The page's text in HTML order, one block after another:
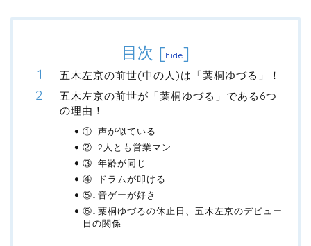
目次 [hide]
五木左京の前世(中の人)は「葉桐ゆづる」！
五木左京の前世が「葉桐ゆづる」である6つ
の理由！
①…声が似ている
②…2人とも営業マン
③…年齢が同じ
④…ドラムが叩ける
⑤…音ゲーが好き
⑥…葉桐ゆづるの休止日、五木左京のデビュー
日の関係